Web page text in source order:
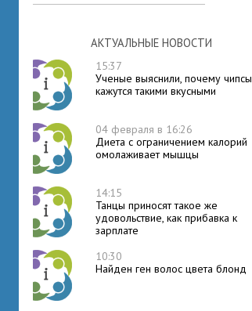
АКТУАЛЬНЫЕ НОВОСТИ
15:37
Ученые выяснили, почему чипсы
кажутся такими вкусными
04 февраля в 16:26
Диета с ограничением калорий
омолаживает мышцы
14:15
Танцы приносят такое же
удовольствие, как прибавка к
зарплате
10:30
Найден ген волос цвета блонд